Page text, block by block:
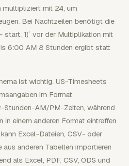
multipliziert mit 24, um
Bei Nachtzeilen benötigt die
start, 1)` vor der Multiplikation mit
6:00 AM 8 Stunden ergibt statt
ist wichtig. US-Timesheets
im Format
Stunden-AM/PM-Zeiten, während
in einem anderen Format eintreffen
Excel-Dateien, CSV- oder
aus anderen Tabellen importieren
als Excel, PDF, CSV, ODS und